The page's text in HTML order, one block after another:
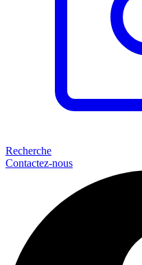
Recherche
Contactez-nous